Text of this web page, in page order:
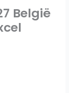
België